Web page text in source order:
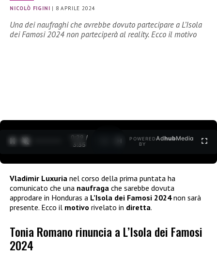
NICOLÒ FIGINI | 8 APRILE 2024
Una dei naufraghi che avrebbe dovuto partecipare a L’Isola
dei Famosi 2024 non parteciperà al reality. Ecco il motivo
0:30 /
3:35
POWERED
BY
AdhubMedia
Vladimir Luxuria nel corso della prima puntata ha
comunicato che una naufraga che sarebbe dovuta
approdare in Honduras a L’Isola dei Famosi 2024non sarà
presente. Ecco il motivo rivelato in diretta.
Tonia Romano rinuncia a L’Isola dei Famosi
2024